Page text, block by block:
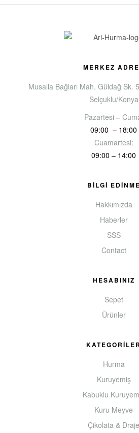
MERKEZ
Musalla Bağları Mah. Güldağ Sk.
Selçuklu/Konya
Pazartesi –
09:00 – 18:00
Cuamartesi:
09:00 – 14:00
BİLGİ EDİNME
Hakkımızda
Haberler
SSS
Contact
HESABINIZ
Sepet
Ürünler
KATEGORİLER
Hurma
Kuruyemiş
Kabuklu
Kuru Meyve
Çikolata & Draje